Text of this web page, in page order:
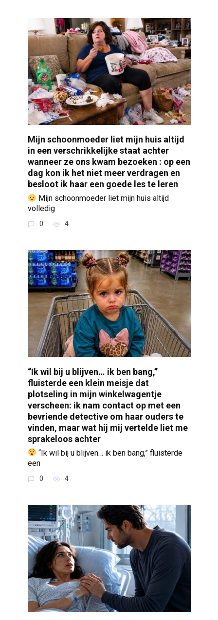
Mijn schoonmoeder liet mijn huis altijd
in een verschrikkelijke staat achter
wanneer ze ons kwam bezoeken : op een
dag kon ik het niet meer verdragen en
besloot ik haar een goede les te leren
Mijn schoonmoeder liet mijn huis altijd
volledig
0 4
“Ik wil bij u blijven… ik ben bang,”
fluisterde een klein meisje dat
plotseling in mijn winkelwagentje
verscheen: ik nam contact op met een
bevriende detective om haar ouders te
vinden, maar wat hij mij vertelde liet me
sprakeloos achter
“Ik wil bij u blijven… ik ben bang,” fluisterde
een
0 4